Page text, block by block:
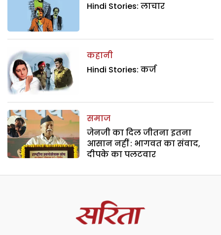
Hindi Stories: लाचार
कहानी
Hindi Stories: कर्ज
समाज
जेनजी का दिल जीतना इतना
आसान नहीं : भागवत का संवाद,
दीपके का पलटवार